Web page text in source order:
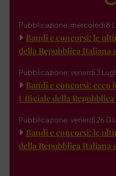
Pubblicazione: mercoledì 8
Bandi e concorsi: le
della Repubblica Italiana
Pubblicazione: venerdì 3
Bandi e concorsi: ecco
Ufficiale della
Pubblicazione: venerdì 26
Bandi e concorsi: le
della Repubblica Italiana